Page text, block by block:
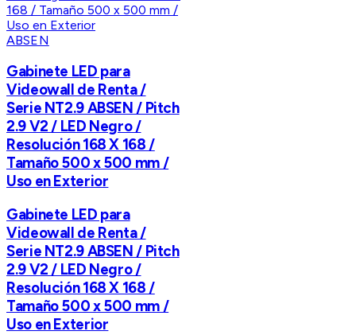
ABSEN
Gabinete LED para
Videowall de Renta /
Serie NT2.9 ABSEN / Pitch
2.9 V2 / LED Negro /
Resolución 168 X 168 /
Tamaño 500 x 500 mm /
Uso en Exterior
Gabinete LED para
Videowall de Renta /
Serie NT2.9 ABSEN / Pitch
2.9 V2 / LED Negro /
Resolución 168 X 168 /
Tamaño 500 x 500 mm /
Uso en Exterior